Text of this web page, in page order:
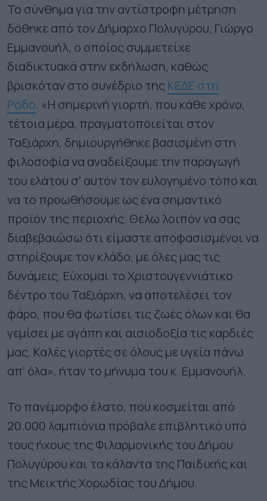
Το σύνθημα για την αντίστροφη μέτρηση
δόθηκε από τον Δήμαρχο Πολυγύρου, Γιώργο
Εμμανουήλ, ο οποίος συμμετείχε
διαδικτυακά στην εκδήλωση, καθώς
βρισκόταν στο συνέδριο τηςΚΕΔΕ στη
Ρόδο. «H σημερινή γιορτή, που κάθε χρόνο,
τέτοια μέρα, πραγματοποιείται στον
Ταξιάρχη, δημιουργήθηκε βασισμένη στη
φιλοσοφία να αναδείξουμε την παραγωγή
του ελάτου σ’ αυτόν τον ευλογημένο τόπο και
να το προωθήσουμε ως ένα σημαντικό
προϊόν της περιοχής. Θέλω λοιπόν να σας
διαβεβαιώσω ότι είμαστε αποφασισμένοι να
στηρίξουμε τον κλάδο, με όλες μας τις
δυνάμεις. Εύχομαι το Χριστουγεννιάτικο
δέντρο του Ταξιάρχη, να αποτελέσει τον
φάρο, που θα φωτίσει τις ζωές όλων και θα
γεμίσει με αγάπη και αισιοδοξία τις καρδιές
μας. Καλές γιορτές σε όλους με υγεία πάνω
απ’ όλα», ήταν το μήνυμα του κ. Εμμανουήλ.
Το πανέμορφο έλατο, που κοσμείται από
20.000 λαμπιόνια πρόβαλε επιβλητικό υπό
τους ήχους της Φιλαρμονικής του Δήμου
Πολυγύρου και τα κάλαντα της Παιδικής και
της Μεικτής Χορωδίας του Δήμου.